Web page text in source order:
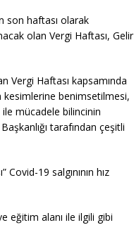
son haftası olarak
olan Vergi Haftası, Gelir
Vergi Haftası kapsamında
benimsetilmesi,
mücadele bilincinin
tarafından çeşitli
19 salgınının hız
eğitim alanı ile ilgili gibi